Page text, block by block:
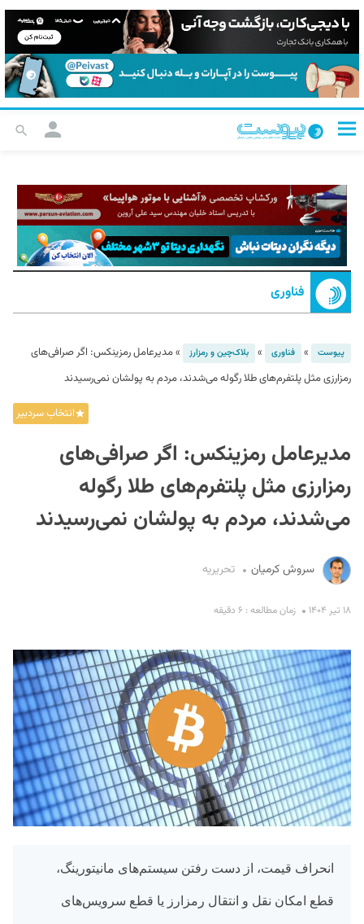
فناوری
پیوست » فناوری » بلاک‌چین و رمزارز »مدیرعامل رمزینکس: اگر صرافی‌های
رمزارزی مثل پلتفرم‌های طلا رگوله می‌شدند، مردم به پولشان نمی‌رسیدند
انتخاب سردبیر
مدیرعامل رمزینکس: اگر صرافی‌های
رمزارزی مثل پلتفرم‌های طلا رگوله
می‌شدند، مردم به پولشان نمی‌رسیدند
سروش کرمیان تحریریه
۱۸ تیر ۱۴۰۴ زمان مطالعه : ۶ دقیقه
انحراف قیمت، از دست رفتن سیستم‌های مانیتورینگ،
قطع امکان نقل و انتقال رمزارز یا قطع سرویس‌های